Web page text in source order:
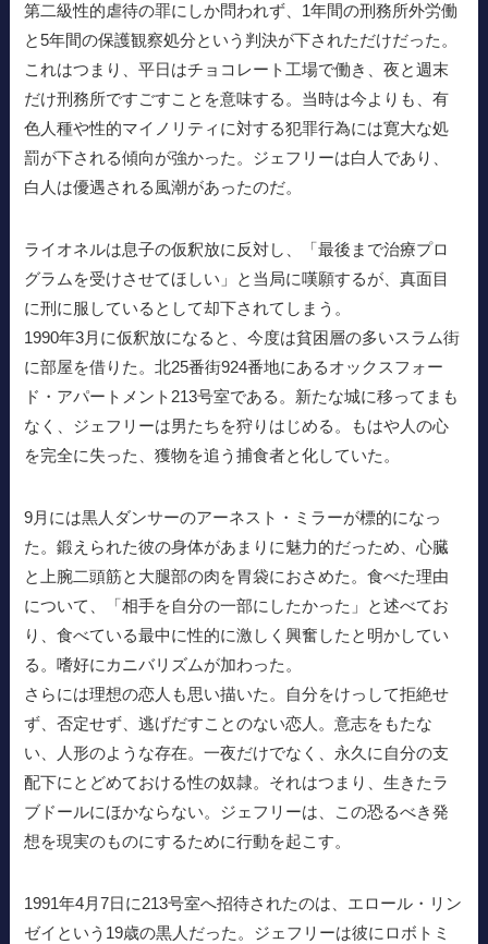
第二級性的虐待の罪にしか問われず、1年間の刑務所外労働
と5年間の保護観察処分という判決が下されただけだった。
これはつまり、平日はチョコレート工場で働き、夜と週末
だけ刑務所ですごすことを意味する。当時は今よりも、有
色人種や性的マイノリティに対する犯罪行為には寛大な処
罰が下される傾向が強かった。ジェフリーは白人であり、
白人は優遇される風潮があったのだ。
ライオネルは息子の仮釈放に反対し、「最後まで治療プロ
グラムを受けさせてほしい」と当局に嘆願するが、真面目
に刑に服しているとして却下されてしまう。
1990年3月に仮釈放になると、今度は貧困層の多いスラム街
に部屋を借りた。北25番街924番地にあるオックスフォー
ド・アパートメント213号室である。新たな城に移ってまも
なく、ジェフリーは男たちを狩りはじめる。もはや人の心
を完全に失った、獲物を追う捕食者と化していた。
9月には黒人ダンサーのアーネスト・ミラーが標的になっ
た。鍛えられた彼の身体があまりに魅力的だっため、心臓
と上腕二頭筋と大腿部の肉を胃袋におさめた。食べた理由
について、「相手を自分の一部にしたかった」と述べてお
り、食べている最中に性的に激しく興奮したと明かしてい
る。嗜好にカニバリズムが加わった。
さらには理想の恋人も思い描いた。自分をけっして拒絶せ
ず、否定せず、逃げだすことのない恋人。意志をもたな
い、人形のような存在。一夜だけでなく、永久に自分の支
配下にとどめておける性の奴隷。それはつまり、生きたラ
ブドールにほかならない。ジェフリーは、この恐るべき発
想を現実のものにするために行動を起こす。
1991年4月7日に213号室へ招待されたのは、エロール・リン
ゼイという19歳の黒人だった。ジェフリーは彼にロボトミ